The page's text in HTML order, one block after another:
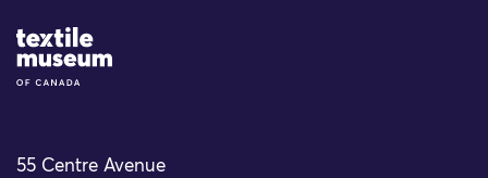
Site Logo
55 Centre Avenue